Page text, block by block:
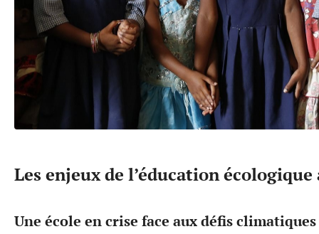
Les enjeux de l’éducation
Une école en crise face aux défis climatiques